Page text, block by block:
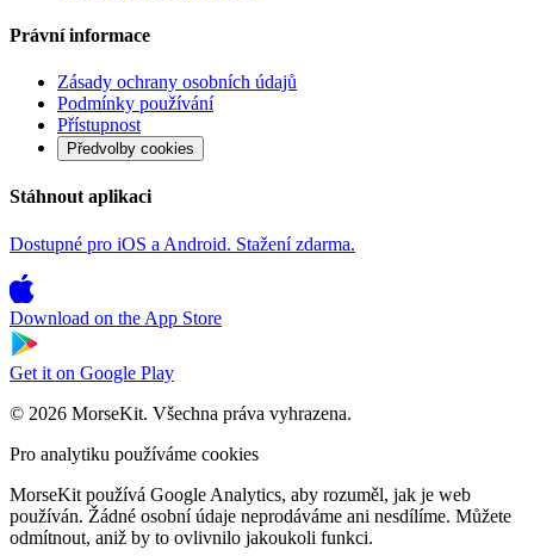
Právní informace
Zásady ochrany osobních údajů
Podmínky používání
Přístupnost
Předvolby cookies
Stáhnout aplikaci
Dostupné pro iOS a Android. Stažení zdarma.
Download on the App Store
Get it on Google Play
© 2026 MorseKit. Všechna práva vyhrazena.
Pro analytiku používáme cookies
MorseKit používá Google Analytics, aby rozuměl, jak je web
používán. Žádné osobní údaje neprodáváme ani nesdílíme. Můžete
odmítnout, aniž by to ovlivnilo jakoukoli funkci.